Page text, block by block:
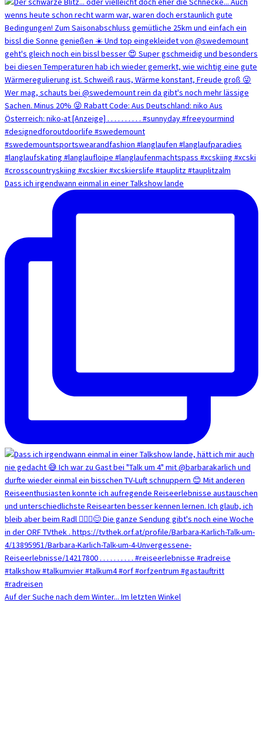
Dass ich irgendwann einmal in einer Talkshow lande
Auf der Suche nach dem Winter... Im letzten Winkel